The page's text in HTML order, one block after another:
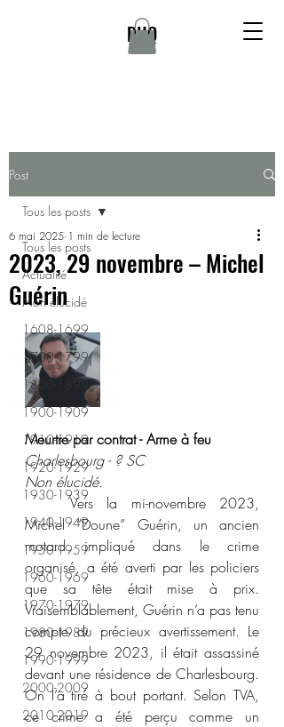
DHQ
Post
Tous les posts
Actualité
Non élucidé
1608-1699
1700-1799
1800-1899
1900-1909
1910-1919
1920-1929
1930-1939
1940-1949
1950-1959
1960-1969
1970-1979
1980-1989
1990-1999
2000-2009
2010-2019
Tous les posts
2023, 29 novembre – Michel
Guérin
6 mai 2025 1 min de lecture
Meurtre par contrat - Arme à feu
Charlesbourg - ? SC
Non élucidé.
	Vers la mi-novembre 2023,
Michel “Doune” Guérin, un ancien
motard impliqué dans le crime
organisé, a été averti par les policiers
que sa tête était mise à prix.
Vraisemblablement, Guérin n’a pas tenu
compte du précieux avertissement. Le
29 novembre 2023, il était assassiné
devant une résidence de Charlesbourg.
On l’a tiré à bout portant. Selon TVA,
ce crime a été perçu comme un